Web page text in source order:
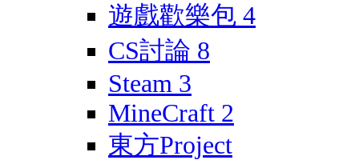
遊戲歡樂包 4
CS討論 8
Steam 3
MineCraft 2
東方Project